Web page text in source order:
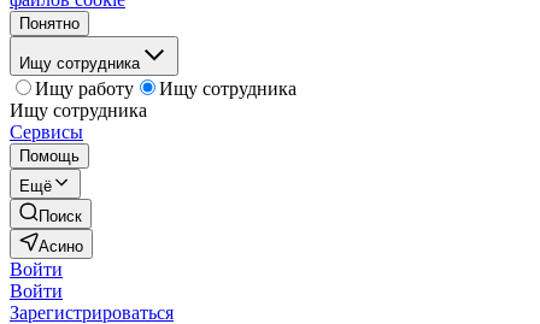
Понятно
Ищу сотрудника
Ищу работу
Ищу сотрудника
Ищу сотрудника
Сервисы
Помощь
Ещё
Поиск
Асино
Войти
Войти
Зарегистрироваться